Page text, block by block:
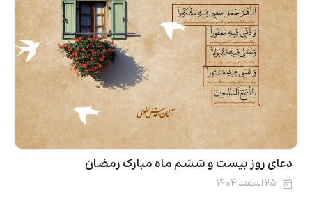
دعای روز بیست و ششم ماه مبارک رمضان
۲۵ اسفند ۱۴۰۴